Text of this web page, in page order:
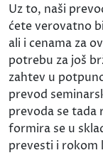
Uz to, naši
ćete verovatno
ali i cenama za
potrebu za još
zahtev u
prevod
prevoda se tada
formira se u
prevesti i rokom